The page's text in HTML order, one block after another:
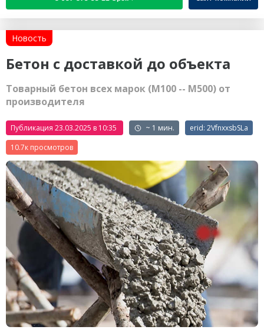
Новость
Бетон с доставкой до объекта
Товарный бетон всех марок (М100 -- М500) от
производителя
Публикация 23.03.2025 в 10:35 ~ 1 мин.
erid: 2VfnxxsbSLa
10.7к